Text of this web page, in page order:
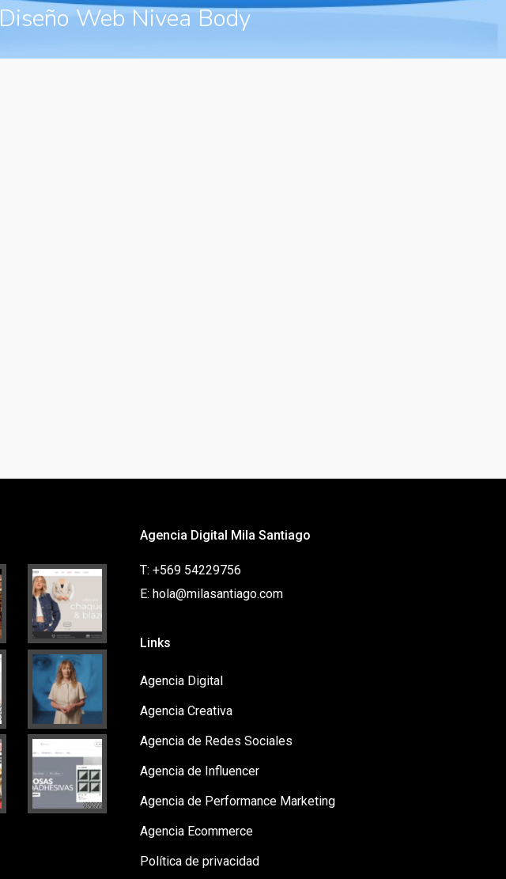
Diseño Web Nivea Body
Agencia Digital Mila Santiago
T: +569 54229756
E: hola@milasantiago.com
Links
Agencia Digital
Agencia Creativa
Agencia de Redes Sociales
Agencia de Influencer
Agencia de Performance Marketing
Agencia Ecommerce
Política de privacidad